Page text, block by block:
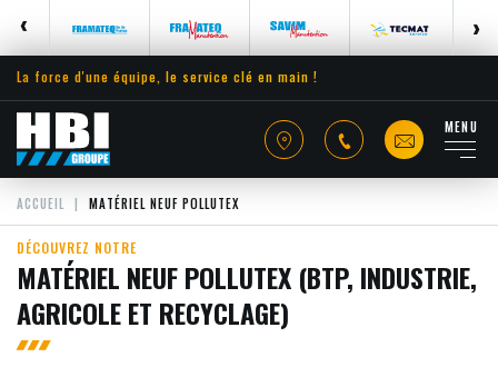
La force d'une équipe, le service clé en main !
MENU
ACCUEIL MATÉRIEL NEUF POLLUTEX
DÉCOUVREZ NOTRE
MATÉRIEL NEUF POLLUTEX (BTP, INDUSTRIE,
AGRICOLE ET RECYCLAGE)